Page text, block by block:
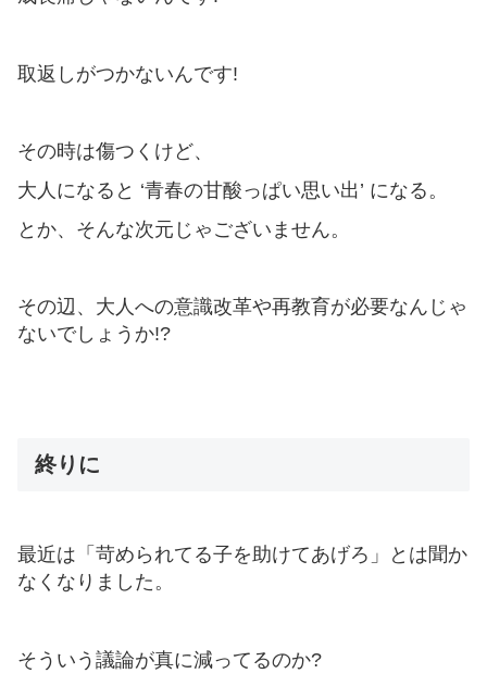
取返しがつかないんです!
その時は傷つくけど、
大人になると ‘青春の甘酸っぱい思い出’ になる。
とか、そんな次元じゃございません。
その辺、大人への意識改革や再教育が必要なんじゃ
ないでしょうか!?
終りに
最近は「苛められてる子を助けてあげろ」とは聞か
なくなりました。
そういう議論が真に減ってるのか?